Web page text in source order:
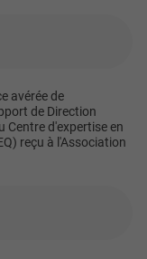
avérée de
de Direction
Centre d'expertise en
reçu à l'Association